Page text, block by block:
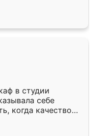
Ренессанс
в студии
себе
когда качеством
кухня уже почти